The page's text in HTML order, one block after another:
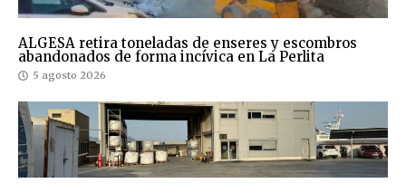
ALGESA retira toneladas de enseres y escombros
abandonados de forma incívica en La Perlita
5 agosto 2026